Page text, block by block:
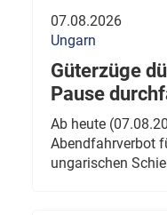
07.08.2026
Ungarn
Güterzüge
Pause
Ab heute
Abendfahrverbot
ungarischen